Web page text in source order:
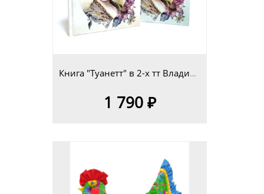
Книга "Туанетт" в 2-х тт Владимир Сериков
1 790 ₽